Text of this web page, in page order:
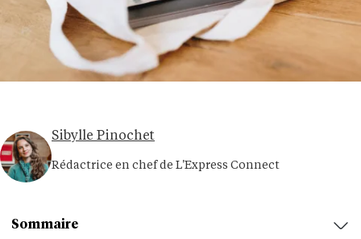
Sibylle Pinochet
Rédactrice en chef de L'Express Connect
Sommaire